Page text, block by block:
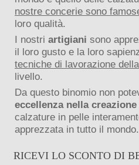
nostre concerie sono
loro qualità.
I nostri artigiani sono
il loro gusto e la loro
tecniche di lavorazione
livello.
Da questo binomio non
eccellenza nella
calzature in pelle
apprezzata in tutto il mondo.
RICEVI LO SCONTO DI